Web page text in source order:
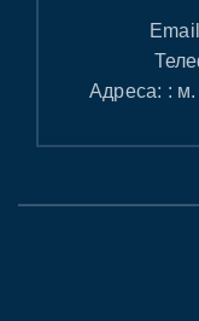
Адреса: : м.